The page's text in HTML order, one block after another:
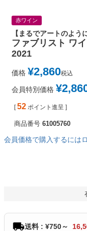
赤ワイン
【まるでアートのよう
ファブリスト ワ
2021
価格 ¥2,860税込
会員特別価格 ¥
[ 52 ポイント進呈 ]
商品番号 61005760
会員価格で購入するには
送料 : ¥750～